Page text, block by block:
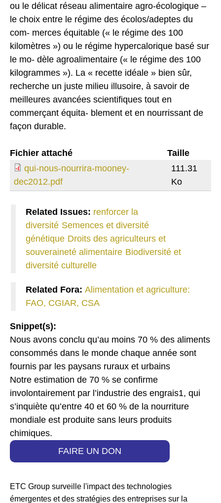
ou le délicat réseau alimentaire agro-écologique –
le choix entre le régime des écolos/adeptes du
com- merces équitable (« le régime des 100
kilomètres ») ou le régime hypercalorique basé sur
le mo- dèle agroalimentaire (« le régime des 100
kilogrammes »). La « recette idéale » bien sûr,
recherche un juste milieu illusoire, à savoir de
meilleures avancées scientifiques tout en
commerçant équita- blement et en nourrissant de
façon durable.
Fichier attaché
Taille
qui-nous-nourrira-mooney-
dec2012.pdf
111.31
Ko
Related Issues: renforcer la
diversité Semences et diversité
génétique Droits des agriculteurs et
souveraineté alimentaire Biodiversité et
diversité culturelle
Related Fora: Alimentation et agriculture:
FAO, CGIAR, CSA
Snippet(s):
Nous avons conclu qu’au moins 70 % des aliments
consommés dans le monde chaque année sont
fournis par les paysans ruraux et urbains
Notre estimation de 70 % se confirme
involontairement par l’industrie des engrais1, qui
s’inquiète qu’entre 40 et 60 % de la nourriture
mondiale est produite sans leurs produits
chimiques.
FAIRE UN DON
ETC Group surveille l'impact des technologies
émergentes et des stratégies des entreprises sur la